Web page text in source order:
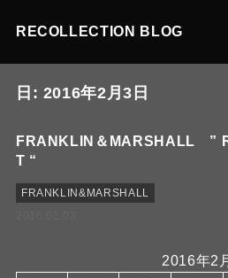
RECOLLECTION BLOG
日: 2016年2月3日
FRANKLIN＆MARSHALL ”
T “
FRANKLIN&MARSHALL
2016年2